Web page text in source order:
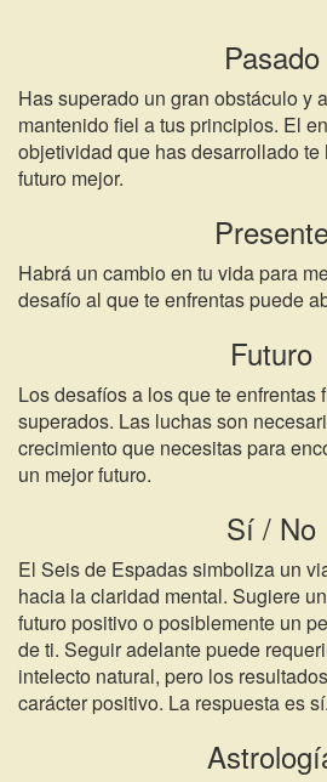
Pasado
Has superado un gran obstáculo y
mantenido fiel a tus principios. El
objetividad que has desarrollado
futuro mejor.
Habrá un cambio en tu vida para
desafío al que te enfrentas puede
Futuro
Los desafíos a los que te enfrentas
superados. Las luchas son
crecimiento que necesitas para
un mejor futuro.
Sí / No
El Seis de Espadas simboliza un
hacia la claridad mental. Sugiere
futuro positivo o posiblemente un
de ti. Seguir adelante puede
intelecto natural, pero los
carácter positivo. La respuesta es sí.